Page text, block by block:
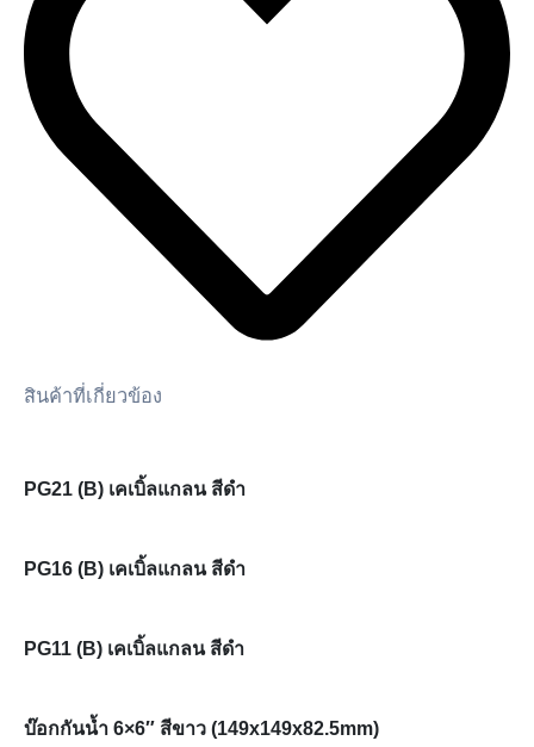
สินค้าที่เกี่ยวข้อง
PG21 (B) เคเบิ้ลแกลน สีดำ
PG16 (B) เคเบิ้ลแกลน สีดำ
PG11 (B) เคเบิ้ลแกลน สีดำ
บ๊อกกันน้ำ 6×6″ สีขาว (149x149x82.5mm)